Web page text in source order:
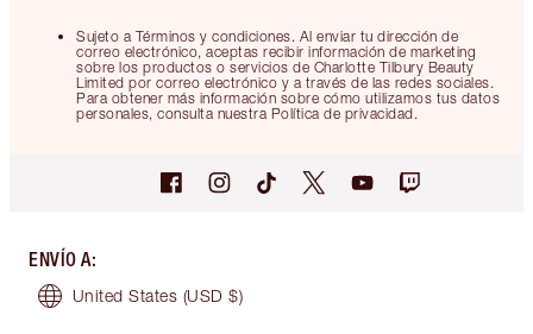
Sujeto a Términos y condiciones. Al enviar tu dirección de
correo electrónico, aceptas recibir información de marketing
sobre los productos o servicios de Charlotte Tilbury Beauty
Limited por correo electrónico y a través de las redes sociales.
Para obtener más información sobre cómo utilizamos tus datos
personales, consulta nuestra Política de privacidad.
ENVÍO A:
United States (USD $)